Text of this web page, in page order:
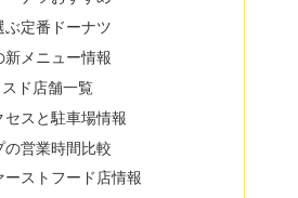
ぶ定番ドーナツ
新メニュー情報
ド店舗一覧
セスと駐車場情報
の営業時間比較
ーストフード店情報